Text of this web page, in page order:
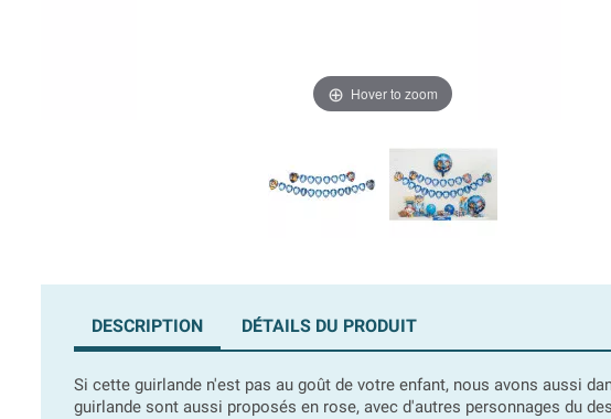
Hover to zoom
DESCRIPTION DÉTAILS DU PRODUIT
Si cette guirlande n'est pas au goût de votre enfant, nous avons aussi
guirlande sont aussi proposés en rose, avec d'autres personnages du